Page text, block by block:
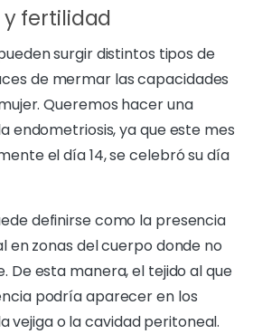
fertilidad
surgir distintos tipos de
de mermar las capacidades
Queremos hacer una
endometriosis, ya que este mes
el día 14, se celebró su día
definirse como la presencia
en zonas del cuerpo donde no
De esta manera, el tejido al que
podría aparecer en los
vejiga o la cavidad peritoneal.